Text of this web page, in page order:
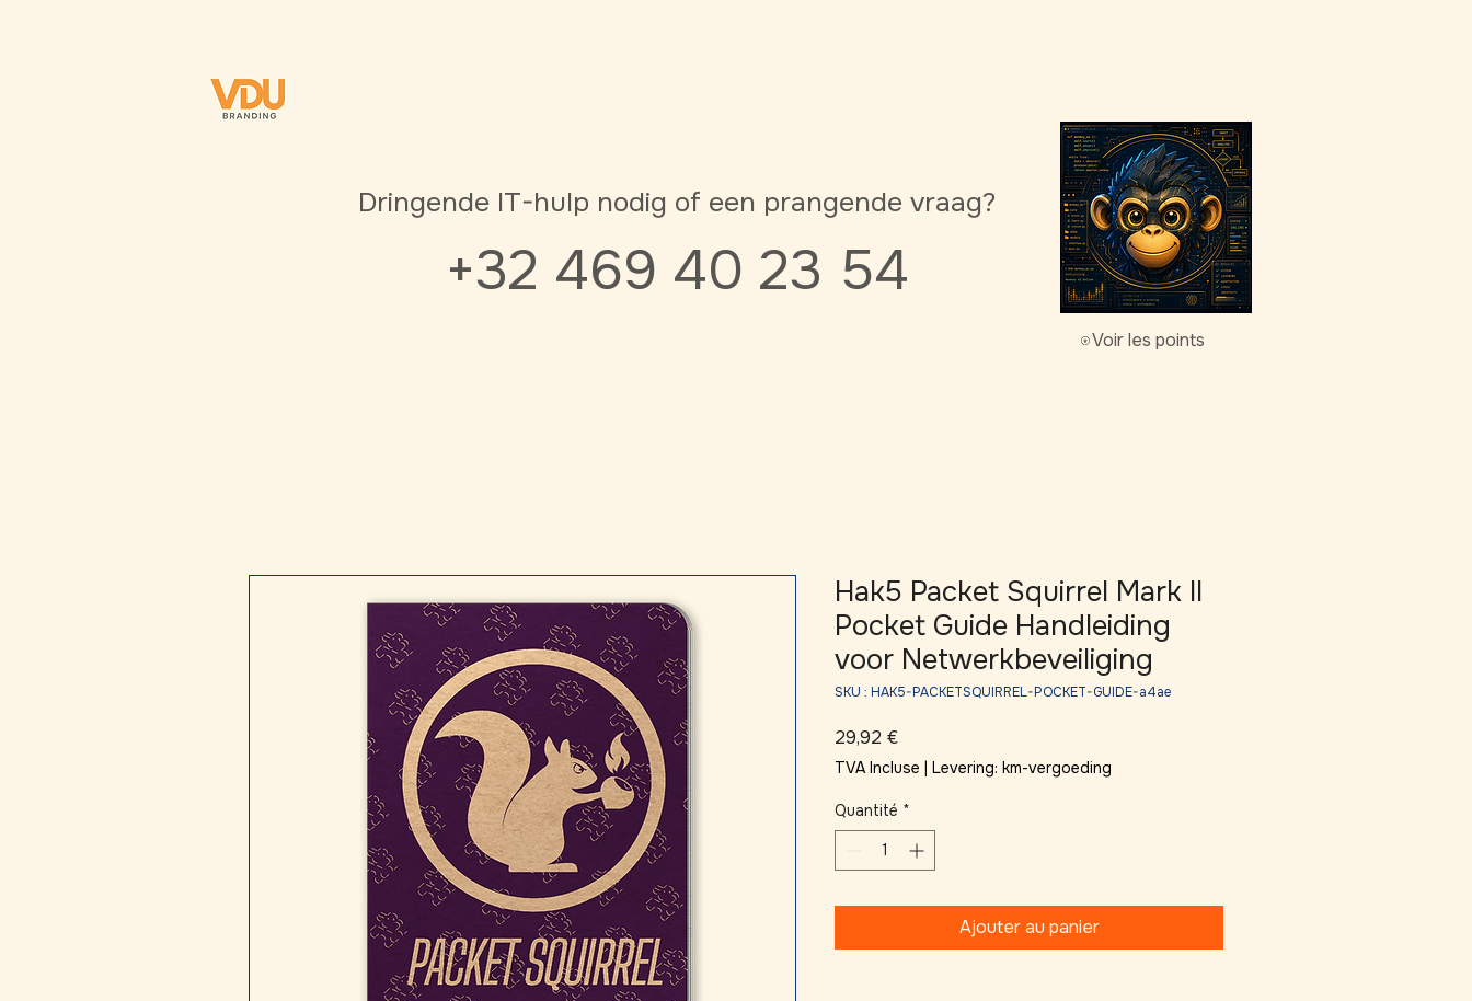
Dringende IT-hulp nodig of een prangende vraag?
+32 469 40 23 54
Voir les points
Hak5 Packet Squirrel Mark II
Pocket Guide Handleiding
voor Netwerkbeveiliging
SKU : HAK5-PACKETSQUIRREL-POCKET-GUIDE-a4ae
29,92 €Prix
TVA Incluse | Levering: km-vergoeding
Quantité *
Ajouter au panier